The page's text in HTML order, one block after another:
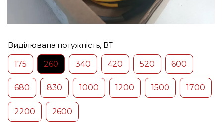
Виділювана потужність, ВТ
175
260 340 420 520 600
680 830 1000 1200 1500 1700
2200 2600